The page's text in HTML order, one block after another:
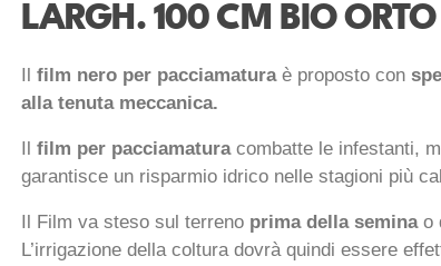
LARGH. 100 CM BIO ORTO
Il film nero per pacciamaturaè proposto con
alla tenuta meccanica.
Il film per pacciamaturacombatte le infestanti,
garantisce un risparmio idrico nelle stagioni più
Il Film va steso sul terreno prima della seminao
L’irrigazione della coltura dovrà quindi essere